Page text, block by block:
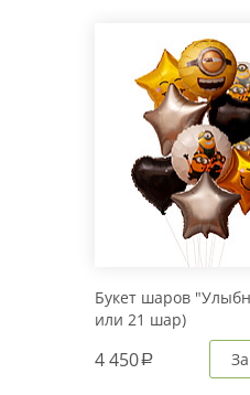
Букет шаров
или 21 шар)
4 450a